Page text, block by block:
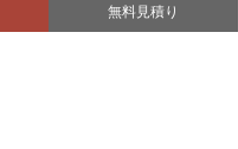
無料見積り